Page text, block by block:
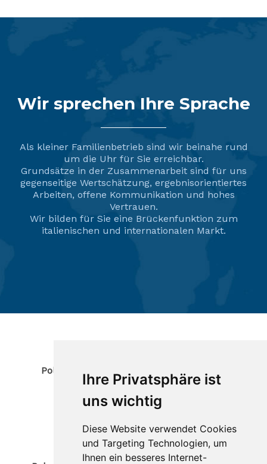
Ihre Privatsphäre ist
uns wichtig
Diese Website verwendet Cookies
und Targeting Technologien, um
Ihnen ein besseres Internet-
Wir sprechen Ihre Sprache
Als kleiner Familienbetrieb sind wir beinahe rund
um die Uhr für Sie erreichbar.
Grundsätze in der Zusammenarbeit sind für uns
gegenseitige Wertschätzung, ergebnisorientiertes
Arbeiten, offene Kommunikation und hohes
Vertrauen.
Wir bilden für Sie eine Brückenfunktion zum
italienischen und internationalen Markt.
Polaris KG des Trogmann Matthias & Co.
Geroldstraße 9
Partschins
Südtirol / Italien
Mobil (+39) 340 4070194
E-Mail: info@polaris-gastrotec.com